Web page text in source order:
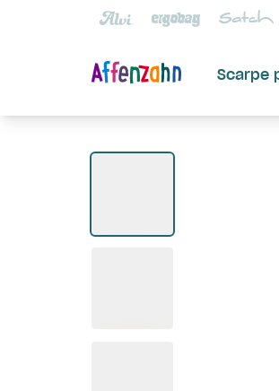
Scarpe